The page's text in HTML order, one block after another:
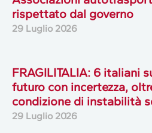
rispettato dal governo
29 Luglio 2026
FRAGILITALIA: 6 italiani
futuro con incertezza,
condizione di instabilità
29 Luglio 2026